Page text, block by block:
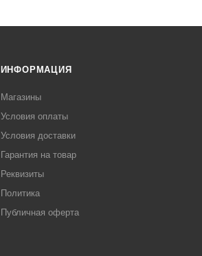
ИНФОРМАЦИЯ
Магазины
Условия оплаты
Условия доставки
Гарантия на товар
Реквизиты
Политика
Публичная оферта